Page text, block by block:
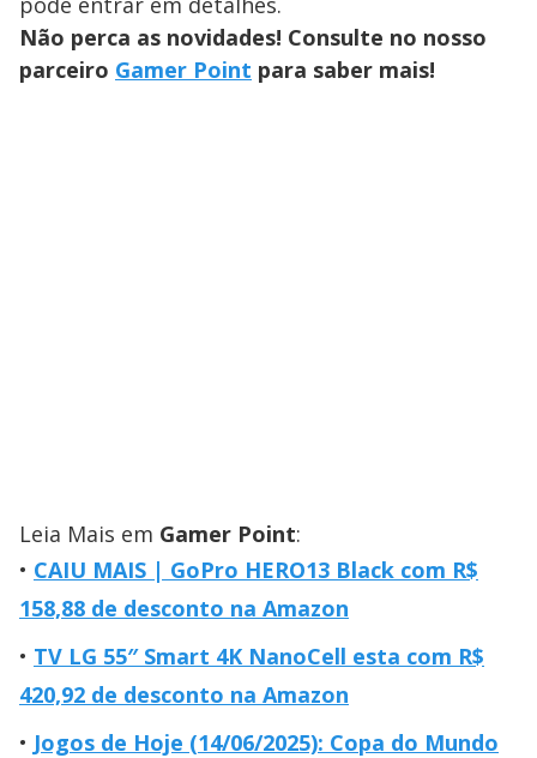
Não perca as novidades! Consulte no nosso
parceiro Gamer Point para saber mais!
Leia Mais em Gamer Point:
CAIU MAIS | GoPro HERO13 Black com R$
158,88 de desconto na Amazon
TV LG 55″ Smart 4K NanoCell esta com R$
420,92 de desconto na Amazon
Jogos de Hoje (14/06/2025): Copa do Mundo